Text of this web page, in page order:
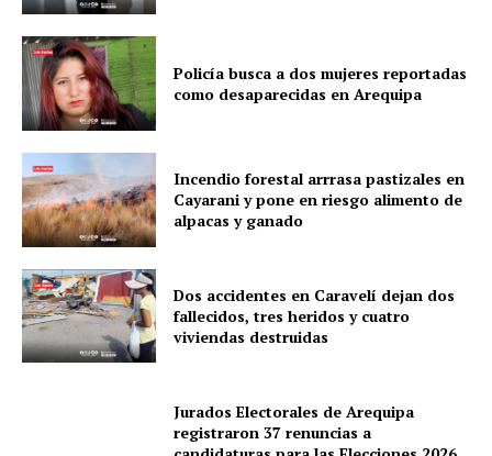
Policía busca a dos mujeres reportadas
como desaparecidas en Arequipa
Incendio forestal arrrasa pastizales en
Cayarani y pone en riesgo alimento de
alpacas y ganado
Dos accidentes en Caravelí dejan dos
fallecidos, tres heridos y cuatro
viviendas destruidas
Jurados Electorales de Arequipa
registraron 37 renuncias a